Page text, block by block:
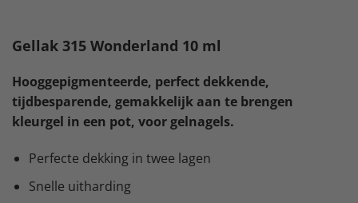
Gellak 315 Wonderland 10 ml
Hooggepigmenteerde, perfect dekkende,
tijdbesparende, gemakkelijk aan te brengen
kleurgel in een pot, voor gelnagels.
Perfecte dekking in twee lagen
Snelle uitharding